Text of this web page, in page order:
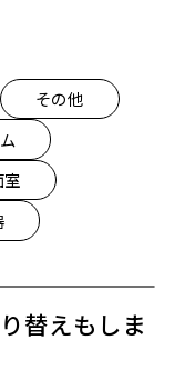
その他
室
替えもしま